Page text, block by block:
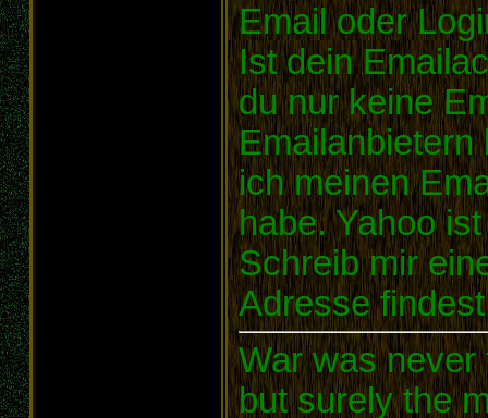
Email oder
Ist dein
du nur keine
Emailanbietern
ich meinen
habe. Yahoo
Schreib mir
Adresse
War was never
but surely the